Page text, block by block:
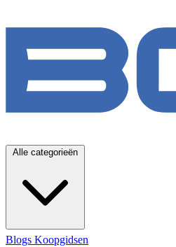
Alle categorieën
Blogs Koopgidsen